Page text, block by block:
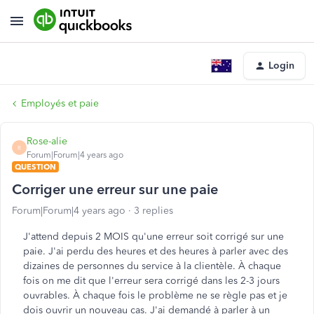
Login
Employés et paie
R
Rose-alie
Forum|Forum|4 years ago
QUESTION
Corriger une erreur sur une paie
Forum|Forum|4 years ago 3 replies
J'attend depuis 2 MOIS qu'une erreur soit corrigé sur une
paie. J'ai perdu des heures et des heures à parler avec des
dizaines de personnes du service à la clientèle. À chaque
fois on me dit que l'erreur sera corrigé dans les 2-3 jours
ouvrables. À chaque fois le problème ne se règle pas et je
dois ouvrir un nouveau cas. J'ai demandé à parler à un